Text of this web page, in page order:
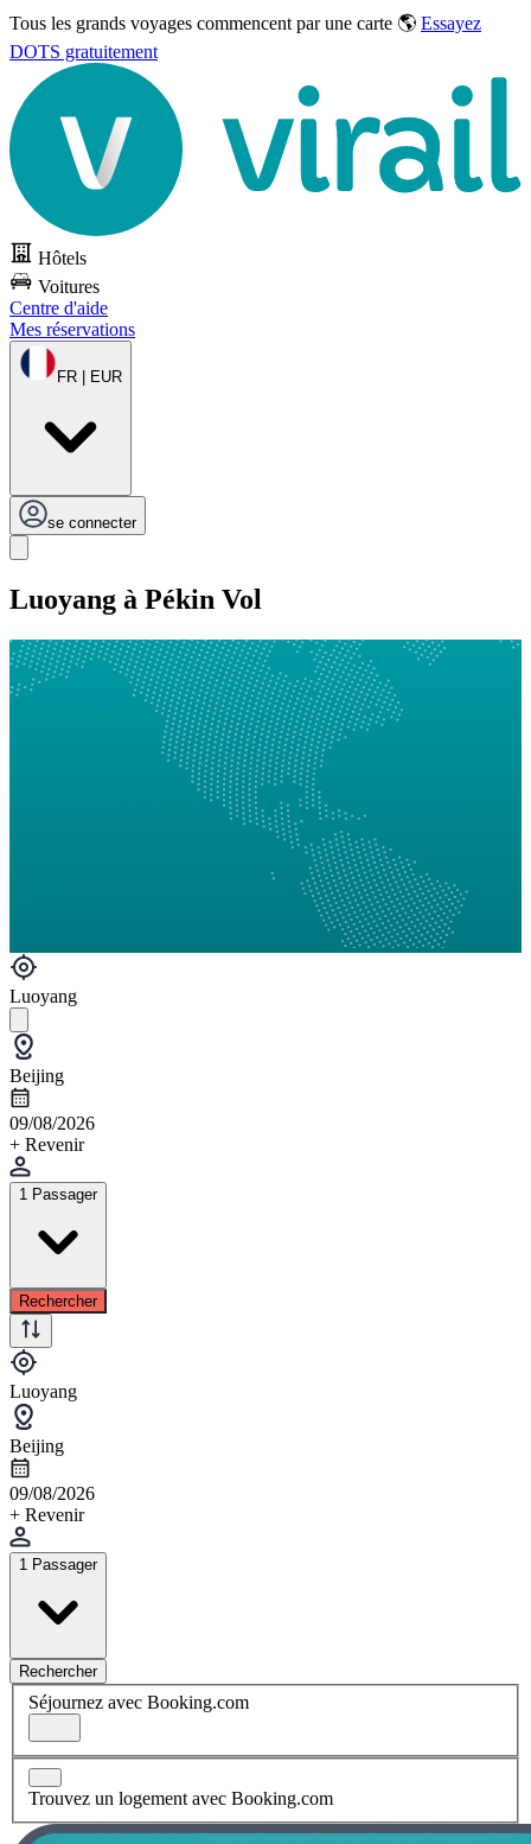
Tous les grands voyages commencent par une carte 🌎 Essayez
DOTS gratuitement
Hôtels
Voitures
Centre d'aide
Mes réservations
FR | EUR
se connecter
Luoyang à Pékin Vol
Luoyang
Beijing
09/08/2026
+ Revenir
1 Passager
Rechercher
Luoyang
Beijing
09/08/2026
+ Revenir
1 Passager
Rechercher
Séjournez avec Booking.com
Trouvez un logement avec Booking.com